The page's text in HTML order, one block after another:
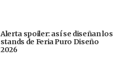
Alerta spoiler: así se diseñan los
stands de Feria Puro Diseño
2026